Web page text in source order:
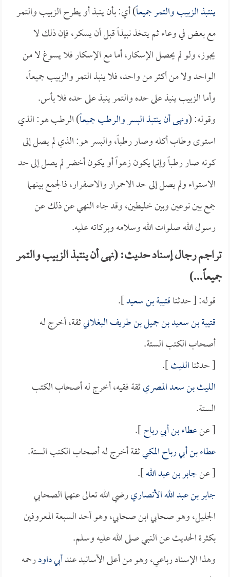
ينتبذ الزبيب والتمر جميعاً) أي: بأن ينبذ أو يطرح الزبيب والتمر
مع بعض في وعاء ثم يتخذ نبيذاً قبل أن يسكر، فإن ذلك لا
يجوز، ولو لم يحصل الإسكار، أما مع الإسكار فلا يسوغ لا من
الواحد ولا من أكثر من واحد، فلا ينبذ التمر والزبيب جميعاً،
وأما الزبيب ينبذ على حده والتمر ينبذ على حده فلا بأس.
وقوله: (ونهى أن ينتبذ البسر والرطب جميعاً) الرطب هو: الذي
استوى وطاب أكله وصار رطباً، والبسر هو: الذي لم يصل إلى
كونه صار رطباً وإنما يكون زهواً أو يكون أخضر لم يصل إلى حد
الاستواء ولم يصل إلى حد الاحمرار والاصفرار، فالجمع بينهما
جمع بين نوعين وبين خليطين، وقد جاء النهي عن ذلك عن
رسول الله صلوات الله وسلامه وبركاته عليه.
تراجم رجال إسناد حديث: (نهى أن ينتبذ الزبيب والتمر
جميعاً...)
قوله: [ حدثناقتيبة بن سعيد].
قتيبة بن سعيد بن جميل بن طريف البغلانيثقة، أخرج له
أصحاب الكتب الستة.
[ حدثناالليث].
الليث بن سعد المصريثقة فقيه، أخرج له أصحاب الكتب
الستة.
[ عنعطاء بن أبي رباح].
عطاء بن أبي رباح المكيثقة أخرج له أصحاب الكتب الستة.
[ عنجابر بن عبد الله].
جابر بن عبد الله الأنصاريرضي الله تعالى عنهما الصحابي
الجليل، وهو صحابي ابن صحابي، وهو أحد السبعة المعروفين
بكثرة الحديث عن النبي صلى الله عليه وسلم.
وهذا الإسناد رباعي، وهو من أعلى الأسانيد عندأبي داودرحمه